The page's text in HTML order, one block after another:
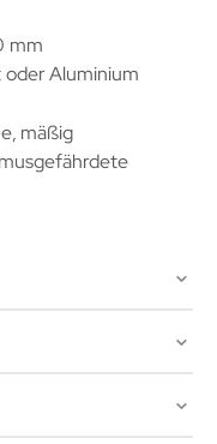
mm
Aluminium
mäßig